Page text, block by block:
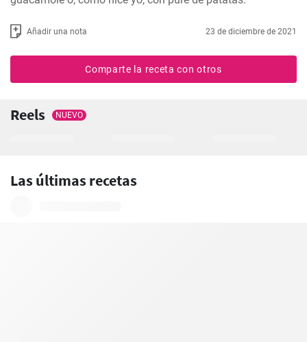
Añadir una nota 23 de diciembre de 2021
Comparte la receta con otros
Reels NUEVO
Las últimas recetas